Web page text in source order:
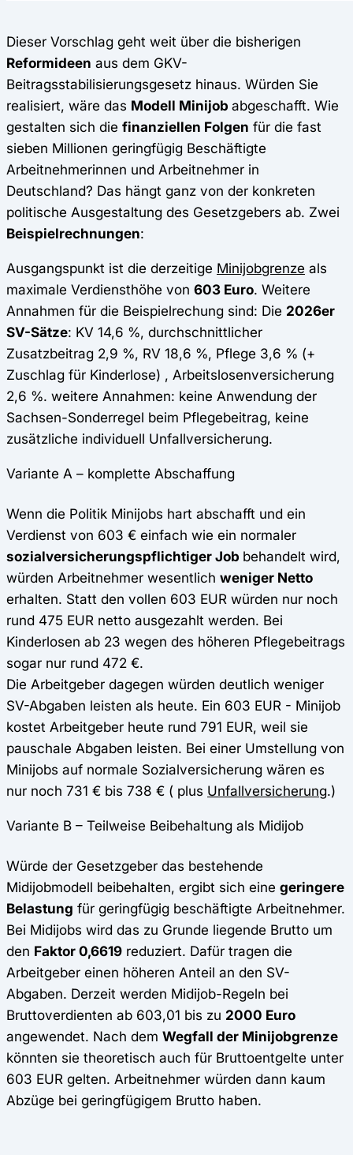
Dieser Vorschlag geht weit über die bisherigen
Reformideen aus dem GKV-
Beitragsstabilisierungsgesetz hinaus. Würden Sie
realisiert, wäre das Modell Minijob abgeschafft. Wie
gestalten sich die finanziellen Folgen für die fast
sieben Millionen geringfügig Beschäftigte
Arbeitnehmerinnen und Arbeitnehmer in
Deutschland? Das hängt ganz von der konkreten
politische Ausgestaltung des Gesetzgebers ab. Zwei
Beispielrechnungen:
Ausgangspunkt ist die derzeitige Minijobgrenze als
maximale Verdiensthöhe von 603 Euro. Weitere
Annahmen für die Beispielrechung sind: Die 2026er
SV-Sätze: KV 14,6 %, durchschnittlicher
Zusatzbeitrag 2,9 %, RV 18,6 %, Pflege 3,6 % (+
Zuschlag für Kinderlose) , Arbeitslosenversicherung
2,6 %. weitere Annahmen: keine Anwendung der
Sachsen-Sonderregel beim Pflegebeitrag, keine
zusätzliche individuell Unfallversicherung.
Variante A – komplette Abschaffung
Wenn die Politik Minijobs hart abschafft und ein
Verdienst von 603 € einfach wie ein normaler
sozialversicherungspflichtiger Job behandelt wird,
würden Arbeitnehmer wesentlich weniger Netto
erhalten. Statt den vollen 603 EUR würden nur noch
rund 475 EUR netto ausgezahlt werden. Bei
Kinderlosen ab 23 wegen des höheren Pflegebeitrags
sogar nur rund 472 €.
Die Arbeitgeber dagegen würden deutlich weniger
SV-Abgaben leisten als heute. Ein 603 EUR - Minijob
kostet Arbeitgeber heute rund 791 EUR, weil sie
pauschale Abgaben leisten. Bei einer Umstellung von
Minijobs auf normale Sozialversicherung wären es
nur noch 731 € bis 738 € ( plus Unfallversicherung.)
Variante B – Teilweise Beibehaltung als Midijob
Würde der Gesetzgeber das bestehende
Midijobmodell beibehalten, ergibt sich eine geringere
Belastung für geringfügig beschäftigte Arbeitnehmer.
Bei Midijobs wird das zu Grunde liegende Brutto um
den Faktor 0,6619 reduziert. Dafür tragen die
Arbeitgeber einen höheren Anteil an den SV-
Abgaben. Derzeit werden Midijob-Regeln bei
Bruttoverdienten ab 603,01 bis zu 2000 Euro
angewendet. Nach dem Wegfall der Minijobgrenze
könnten sie theoretisch auch für Bruttoentgelte unter
603 EUR gelten. Arbeitnehmer würden dann kaum
Abzüge bei geringfügigem Brutto haben.